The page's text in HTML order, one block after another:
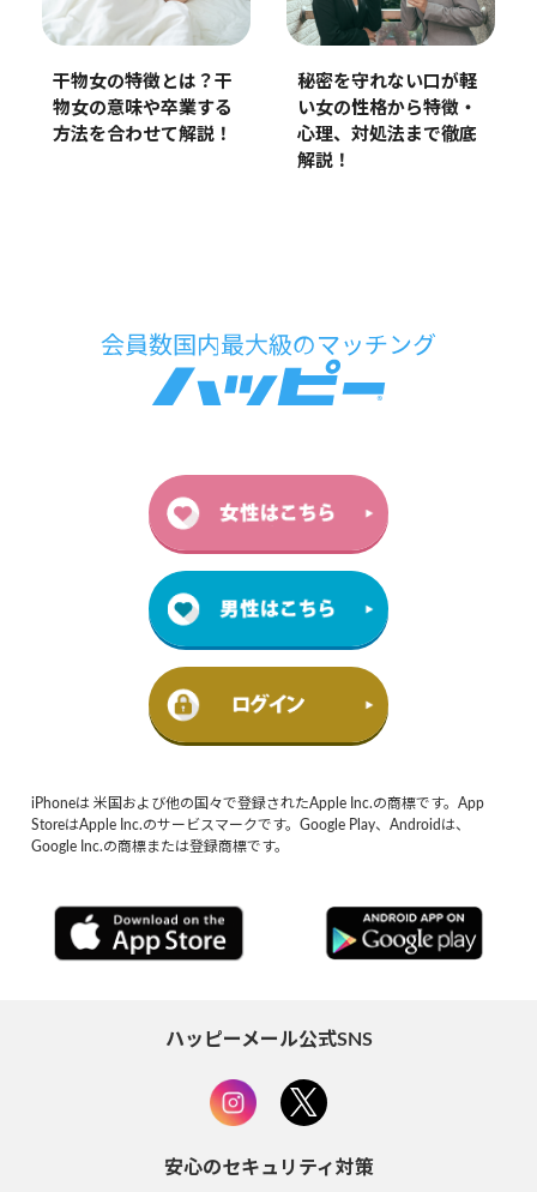
干物女の特徴とは？干
物女の意味や卒業する
方法を合わせて解説！
秘密を守れない口が軽
い女の性格から特徴・
心理、対処法まで徹底
解説！
iPhoneは 米国および他の国々で登録されたApple Inc.の商標です。App
StoreはApple Inc.のサービスマークです。Google Play、Androidは、
Google Inc.の商標または登録商標です。
ハッピーメール公式SNS
安心のセキュリティ対策